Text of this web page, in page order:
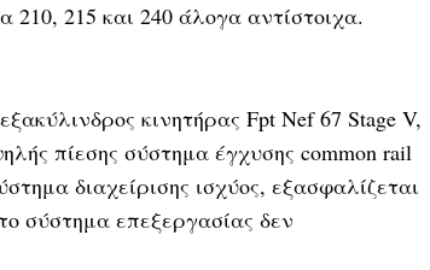
210, 215 και 240 άλογα αντίστοιχα.
κινητήρας Fpt Nef 67 Stage V,
πίεσης σύστημα έγχυσης common rail
διαχείρισης ισχύος, εξασφαλίζεται
σύστημα επεξεργασίας δεν